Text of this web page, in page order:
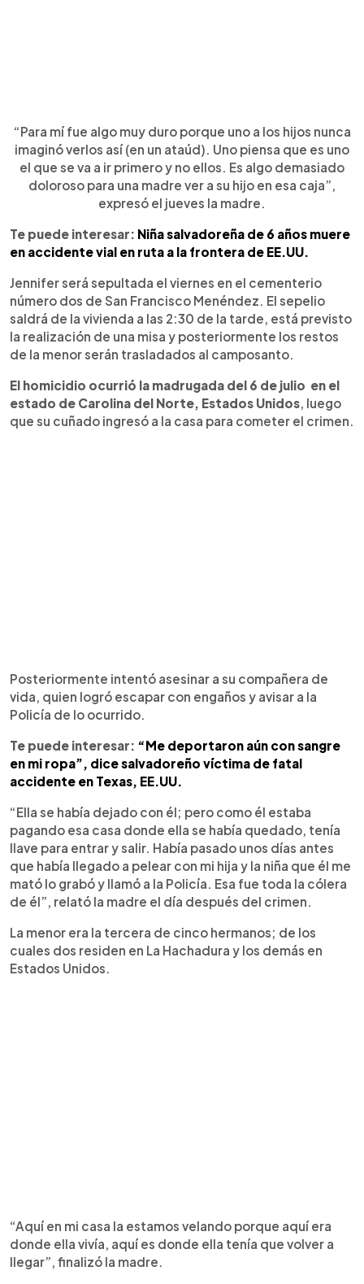
“Para mí fue algo muy duro porque uno a los hijos nunca
imaginó verlos así (en un ataúd). Uno piensa que es uno
el que se va a ir primero y no ellos. Es algo demasiado
doloroso para una madre ver a su hijo en esa caja”,
expresó el jueves la madre.
Te puede interesar: Niña salvadoreña de 6 años muere
en accidente vial en ruta a la frontera de EE.UU.
Jennifer será sepultada el viernes en el cementerio
número dos de San Francisco Menéndez. El sepelio
saldrá de la vivienda a las 2:30 de la tarde, está previsto
la realización de una misa y posteriormente los restos
de la menor serán trasladados al camposanto.
El homicidio ocurrió la madrugada del 6 de julio en el
estado de Carolina del Norte, Estados Unidos, luego
que su cuñado ingresó a la casa para cometer el crimen.
Posteriormente intentó asesinar a su compañera de
vida, quien logró escapar con engaños y avisar a la
Policía de lo ocurrido.
Te puede interesar: “Me deportaron aún con sangre
en mi ropa”, dice salvadoreño víctima de fatal
accidente en Texas, EE.UU.
“Ella se había dejado con él; pero como él estaba
pagando esa casa donde ella se había quedado, tenía
llave para entrar y salir. Había pasado unos días antes
que había llegado a pelear con mi hija y la niña que él me
mató lo grabó y llamó a la Policía. Esa fue toda la cólera
de él”, relató la madre el día después del crimen.
La menor era la tercera de cinco hermanos; de los
cuales dos residen en La Hachadura y los demás en
Estados Unidos.
“Aquí en mi casa la estamos velando porque aquí era
donde ella vivía, aquí es donde ella tenía que volver a
llegar”, finalizó la madre.